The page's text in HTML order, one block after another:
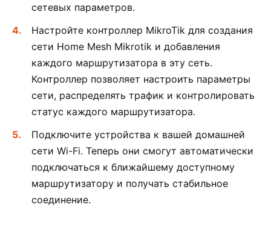
сетевых параметров.
Настройте контроллер MikroTik для создания
сети Home Mesh Mikrotik и добавления
каждого маршрутизатора в эту сеть.
Контроллер позволяет настроить параметры
сети, распределять трафик и контролировать
статус каждого маршрутизатора.
Подключите устройства к вашей домашней
сети Wi-Fi. Теперь они смогут автоматически
подключаться к ближайшему доступному
маршрутизатору и получать стабильное
соединение.